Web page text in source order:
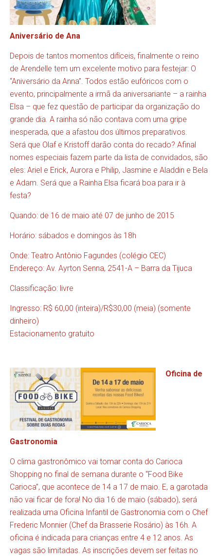
Aniversário de Ana
Depois de tantos momentos difíceis, finalmente o reino
de Arendelle tem um excelente motivo para festejar: O
“Aniversário da Anna”. Todos estão eufóricos com o
evento, principalmente a irmã da aniversariante – a rainha
Elsa – que fez questão de participar da organização do
grande dia. A rainha só não contava com uma gripe
inesperada, que a afastou dos últimos preparativos.
Será que Olaf e Kristoff darão conta do recado? Afinal
nomes especiais fazem parte da lista de convidados, são
eles: Ariel e Erick, Aurora e Philip, Jasmine e Aladdin e Bela
e Adam. Será que a Rainha Elsa ficará boa para ir à
festa?
Quando: de 16 de maio até 07 de junho de 2015
Horário: sábados e domingos às 18h
Onde: Teatro Antônio Fagundes (colégio CEC)
Endereço: Av. Ayrton Senna, 2541-A – Barra da Tijuca
Classificação: livre
Ingresso: R$ 60,00 (inteira)/R$30,00 (meia) (somente
dinheiro)
Estacionamento gratuito
Oficina de
Gastronomia
O clima gastronômico vai tomar conta do Carioca
Shopping no final de semana durante o “Food Bike
Carioca”, que acontece de 14 a 17 de maio. E, a garotada
não vai ficar de fora! No dia 16 de maio (sábado), será
realizada uma Oficina Infantil de Gastronomia com o Chef
Frederic Monnier (Chef da Brasserie Rosário) às 16h. A
oficina é indicada para crianças entre 4 e 12 anos. As
vagas são limitadas. As inscrições devem ser feitas no